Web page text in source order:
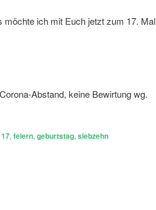
möchte ich mit Euch jetzt zum 17. Mal
Abstand, keine Bewirtung wg.
17, feiern, geburtstag, siebzehn